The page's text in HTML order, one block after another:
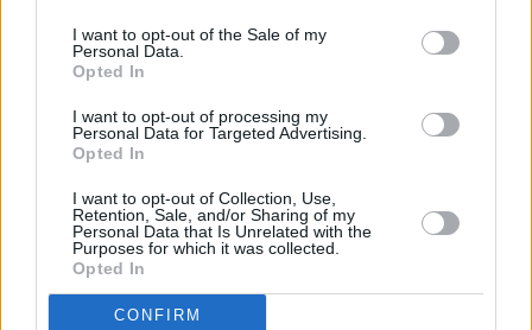
I want to opt-out of the Sale of my
Personal Data.
Opted In
I want to opt-out of processing my
Personal Data for Targeted Advertising.
Opted In
I want to opt-out of Collection, Use,
Retention, Sale, and/or Sharing of my
Personal Data that Is Unrelated with the
Purposes for which it was collected.
Opted In
CONFIRM